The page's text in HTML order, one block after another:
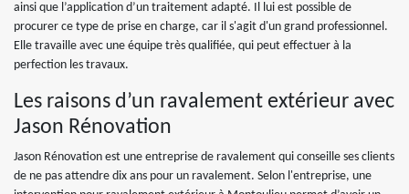
ainsi que l’application d’un traitement adapté. Il lui est possible de
procurer ce type de prise en charge, car il s'agit d'un grand professionnel.
Elle travaille avec une équipe très qualifiée, qui peut effectuer à la
perfection les travaux.
Les raisons d’un ravalement extérieur avec
Jason Rénovation
Jason Rénovation est une entreprise de ravalement qui conseille ses clients
de ne pas attendre dix ans pour un ravalement. Selon l'entreprise, une